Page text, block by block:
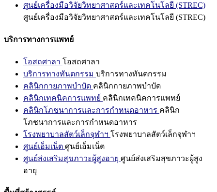
ศูนย์เครื่องมือวิจัยวิทยาศาสตร์และเทคโนโลยี (STREC)
ศูนย์เครื่องมือวิจัยวิทยาศาสตร์และเทคโนโลยี (STREC)
บริการทางการแพทย์
โอสถศาลา โอสถศาลา
บริการทางทันตกรรม บริการทางทันตกรรม
คลินิกกายภาพบำบัด คลินิกกายภาพบำบัด
คลินิกเทคนิคการแพทย์ คลินิกเทคนิคการแพทย์
คลินิกโภชนาการและการกำหนดอาหาร คลินิก
โภชนาการและการกำหนดอาหาร
โรงพยาบาลสัตว์เล็กจุฬาฯ โรงพยาบาลสัตว์เล็กจุฬาฯ
ศูนย์เอ็มเน็ต ศูนย์เอ็มเน็ต
ศูนย์ส่งเสริมสุขภาวะผู้สูงอายุ ศูนย์ส่งเสริมสุขภาวะผู้สูง
อายุ